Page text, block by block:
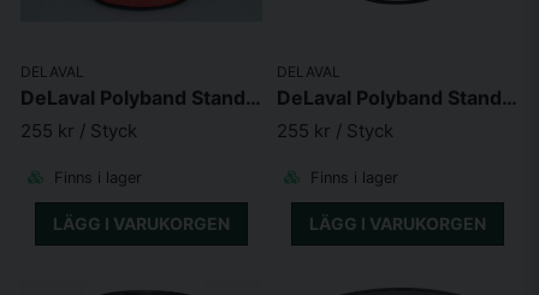
DELAVAL
DeLaval Polyband Standard O10 200m
255 kr / Styck
Finns i lager
LÄGG I VARUKORGEN
DELAVAL
DeLaval Polyband Standard W10 200m
255 kr / Styck
Finns i lager
LÄGG I VARUKORGEN